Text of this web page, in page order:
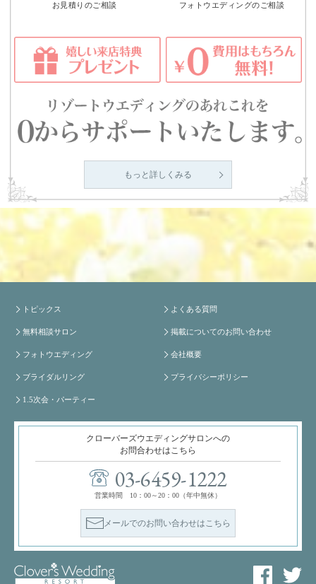
お見積りのご相談 フォトウエディングのご相談
もっと詳しくみる
トピックス
無料相談サロン
フォトウエディング
ブライダルリング
1.5次会・パーティー
よくある質問
掲載についてのお問い合わせ
会社概要
プライバシーポリシー
クローバーズウエディングサロンへの
お問合わせはこちら
03-6459-1222
営業時間 10：00～20：00（年中無休）
メールでのお問い合わせはこちら